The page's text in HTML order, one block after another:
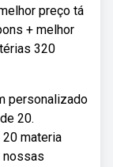
preço tá
+ melhor
320
personalizado
20.
materia
nossas